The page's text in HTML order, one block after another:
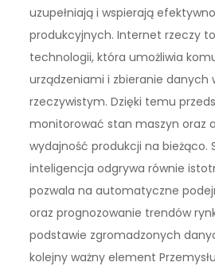
uzupełniają i wspierają
produkcyjnych. Internet rzeczy
technologii, która umożliwia
urządzeniami i zbieranie danych
rzeczywistym. Dzięki temu
monitorować stan maszyn oraz
wydajność produkcji na bieżąco.
inteligencja odgrywa równie
pozwala na automatyczne
oraz prognozowanie trendów
podstawie zgromadzonych
kolejny ważny element